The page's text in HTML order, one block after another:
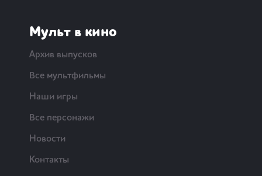
Мульт в кино
Архив выпусков
Все мультфильмы
Наши игры
Все персонажи
Новости
Контакты